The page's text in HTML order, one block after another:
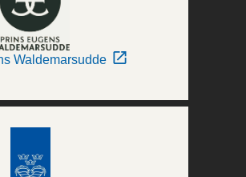
Waldemarsudde